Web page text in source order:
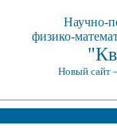
Научно-
физико-
Новый сайт